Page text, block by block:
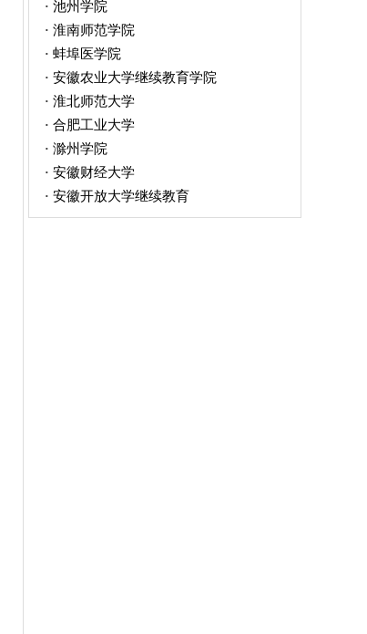
· 池州学院
· 淮南师范学院
· 蚌埠医学院
· 安徽农业大学继续教育学院
· 淮北师范大学
· 合肥工业大学
· 滁州学院
· 安徽财经大学
· 安徽开放大学继续教育